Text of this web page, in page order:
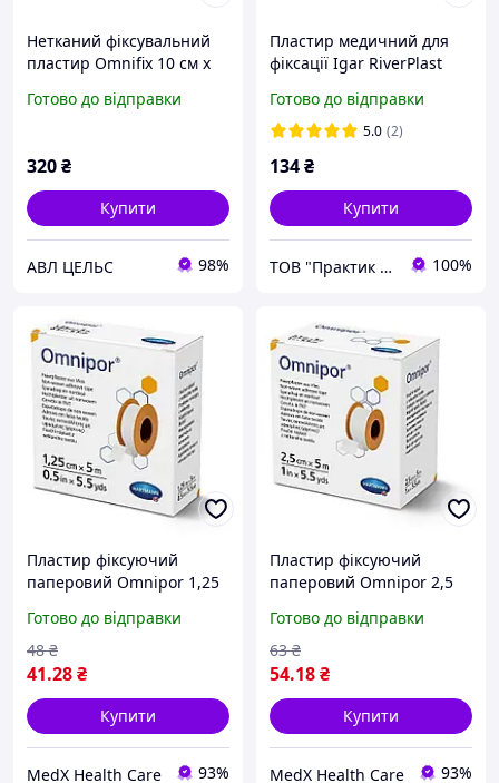
Нетканий фіксувальний
пластир Omnifix 10 см х
Готово до відправки
320₴
Купити
АВЛ ЦЕЛЬС 98%
Пластир медичний для
фіксації Igar RiverPlast
10м Фіксувальний
пластир
Готово до відправки
5.0 (2)
134₴
Купити
ТОВ "Практик 2022": Інтернет-магазин медичних, офісних, канцелярських та господарських товарів 100%
Пластир фіксуючий
паперовий Omnipor 1,25
Готово до відправки
41.28₴
48 ₴
Купити
MedX Health Care 93%
Пластир фіксуючий
паперовий Omnipor 2,5
Готово до відправки
54.18₴
63 ₴
Купити
MedX Health Care 93%